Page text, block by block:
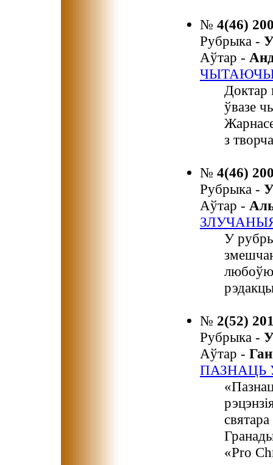
№ 4(46)
Рубрыка -
Аўтар -
ЧЫТАЮЧЫ
Доктар
ўвазе
з
№ 4(46)
Рубрыка -
Аўтар -
У
№ 2(52)
Рубрыка -
Аўтар -
ПАЗНАЦЬ
«Pro